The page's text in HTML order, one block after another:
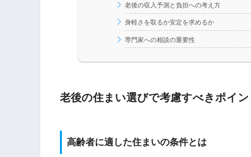
老後の収入予測と負担への考え方
身軽さを取るか安定を求めるか
専門家への相談の重要性
老後の住まい選びで考慮すべきポイン
高齢者に適した住まいの条件とは